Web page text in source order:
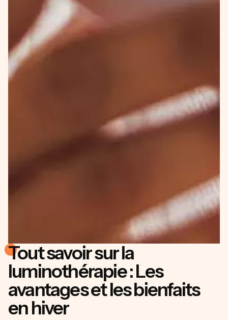
Tout savoir sur la
luminothérapie : Les
avantages et les bienfaits
en hiver